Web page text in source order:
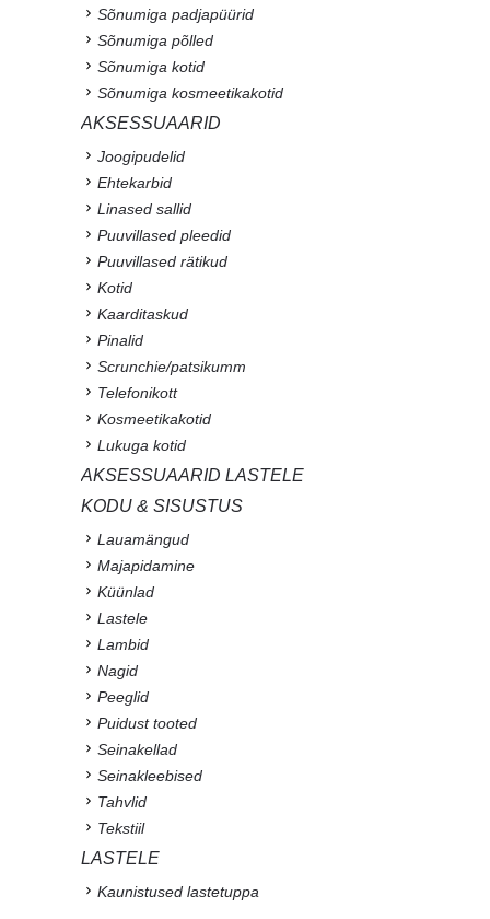
Sõnumiga padjapüürid
Sõnumiga põlled
Sõnumiga kotid
Sõnumiga kosmeetikakotid
AKSESSUAARID
Joogipudelid
Ehtekarbid
Linased sallid
Puuvillased pleedid
Puuvillased rätikud
Kotid
Kaarditaskud
Pinalid
Scrunchie/patsikumm
Telefonikott
Kosmeetikakotid
Lukuga kotid
AKSESSUAARID LASTELE
KODU & SISUSTUS
Lauamängud
Majapidamine
Küünlad
Lastele
Lambid
Nagid
Peeglid
Puidust tooted
Seinakellad
Seinakleebised
Tahvlid
Tekstiil
LASTELE
Kaunistused lastetuppa